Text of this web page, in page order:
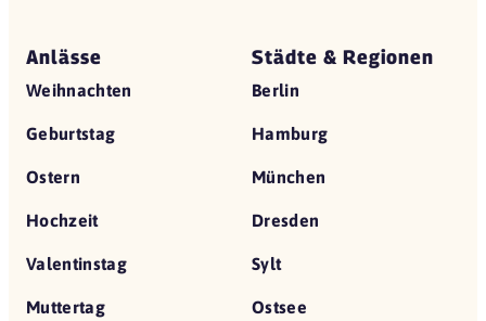
Anlässe
Weihnachten
Geburtstag
Ostern
Hochzeit
Valentinstag
Muttertag
Städte & Regionen
Berlin
Hamburg
München
Dresden
Sylt
Ostsee